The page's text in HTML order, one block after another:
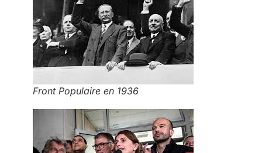
Front Populaire en 1936